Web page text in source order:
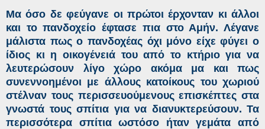
Μα όσο δε φεύγανε οι πρώτοι έρχονταν κι άλλοι
και το πανδοχείο έφτασε πια στο Αμήν. Λέγανε
μάλιστα πως ο πανδοχέας όχι μόνο είχε φύγει ο
ίδιος κι η οικογένειά του από το κτήριο για να
λευτερώσουν λίγο χώρο ακόμα μα και πως
συνεννοημένοι με άλλους κατοίκους του χωριού
στέλναν τους περισσευούμενους επισκέπτες στα
γνωστά τους σπίτια για να διανυκτερεύσουν. Τα
περισσότερα σπίτια ωστόσο ήταν γεμάτα από